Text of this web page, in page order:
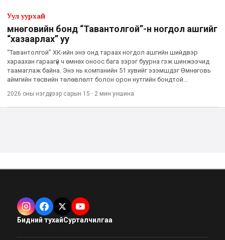
Уул уурхай
Өмнөговийн бонд “Тавантолгой”-н ногдол ашгийг
“хазаарлах” уу
“Тавантолгой” ХК-ийн энэ онд тараах ногдол ашгийн шийдвэр
хараахан гараагүй ч өмнөх оноос бага зэрэг буурна гэж шинжээчид
таамаглаж байна. Энэ нь компанийн 51 хувийг эзэмшдэг Өмнөговь
аймгийн төсвийн төлөвлөлт болон орон нутгийн бондтой
бари
2026 оны нэгдүгээр сарын 15 · 2 мин уншина
Бидний тухайСурталчилгаа